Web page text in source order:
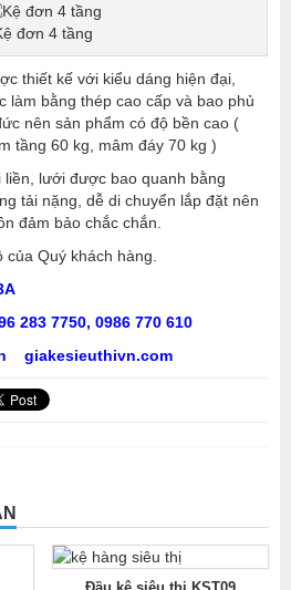
đơn 4 tầng
thiết kế với kiểu dáng hiện đại,
làm bằng thép cao cấp và bao phủ
nên sản phẩm có độ bền cao (
tầng 60 kg, mâm đáy 70 kg )
lưới được bao quanh bằng
tải nặng, dễ di chuyển lắp đặt nên
đảm bảo chắc chắn.
Quý khách hàng.
6 283 7750, 0986 770 610
giakesieuthivn.com